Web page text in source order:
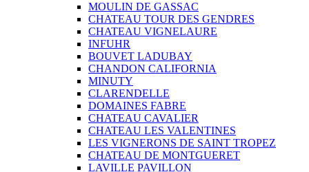
MOULIN DE GASSAC
CHATEAU TOUR DES GENDRES
CHATEAU VIGNELAURE
INFUHR
BOUVET LADUBAY
CHANDON CALIFORNIA
MINUTY
CLARENDELLE
DOMAINES FABRE
CHATEAU CAVALIER
CHATEAU LES VALENTINES
LES VIGNERONS DE SAINT TROPEZ
CHATEAU DE MONTGUERET
LAVILLE PAVILLON